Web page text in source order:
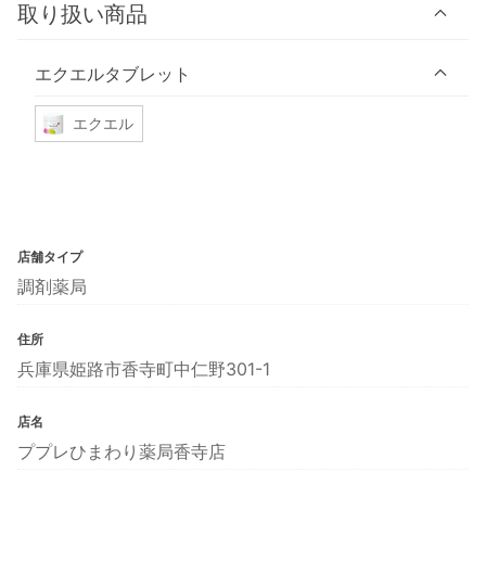
取り扱い商品
エクエルタブレット
エクエル
店舗タイプ
調剤薬局
住所
兵庫県姫路市香寺町中仁野301-1
店名
ププレひまわり薬局香寺店